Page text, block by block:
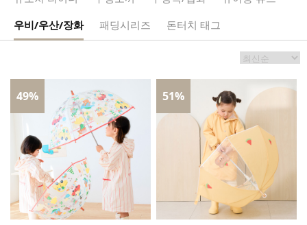
우비/우산/장화
패딩시리즈 돈터치 태그
49% 51%